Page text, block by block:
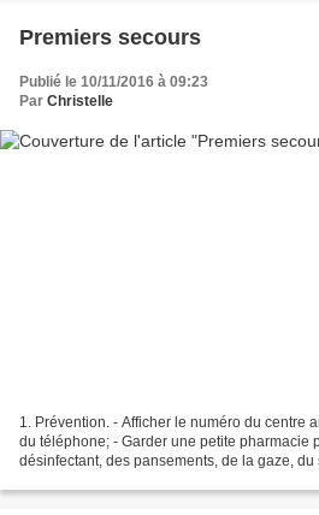
Premiers secours
Publié le 10/11/2016 à 09:23
Par Christelle
1. Prévention. - Afficher le numéro du centre
du téléphone; - Garder une petite pharmacie
désinfectant, des pansements, de la gaze,